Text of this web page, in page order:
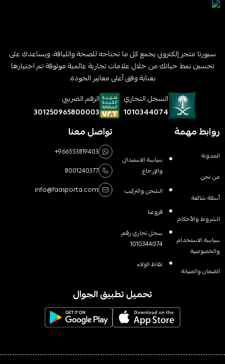
سبورتا متجر إلكتروني يجمع كل ما تحتاجه للصحة واللياقة، ويساعدك على
تحسين نمط حياتك من خلال علامات تجارية عالمية موثوقة تم اختيارها
بعناية وفق أعلى معايير الجودة.
السجل التجاري
1010344074
الرقم الضريبي
301250965800003
روابط مهمة
المدونة
من نحن
أسئلة شائعة
الشروط والأحكام
سياسة الاستخدام
والخصوصية
الضمان والصيانة
سياسة الاستبدال
والإرجاع
الشحن والتركيب
فروعنا
سجل تجاري رقم
1010344074
نقاط الولاء
تواصل معنا
+966553819403
8001240377
info@faasporta.com
تحميل تطبيق الجوال